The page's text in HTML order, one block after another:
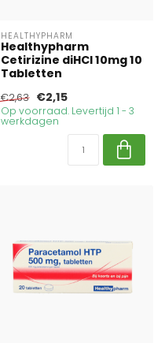
HEALTHYPHARM
Healthypharm
Cetirizine diHCl 10mg 10
Tabletten
€2,63 €2,15
Op voorraad. Levertijd 1 - 3
werkdagen